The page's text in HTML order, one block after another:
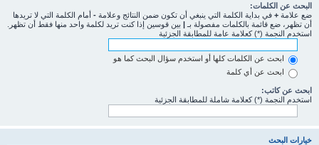
البحث عن الكلمات:
ضع علامة + في بداية الكلمة التي ينبغي أن تكون ضمن النتائج وعلامة - أمام الكلمة التي لا تريدها
أن تظهر، ضع قائمة بالكلمات مفصولة بـ | بين قوسين إذا كنت تريد لكلمة واحد منها فقط أن تظهر.
استخدم النجمة (*) كعلامة عامة للمطابقة الجزئية
ابحث عن الكلمات كلها أو استخدم سؤال البحث كما هو
ابحث عن أي كلمة
ابحث عن كاتب:
استخدم النجمة (*) كعلامة شاملة للمطابقة الجزئية
خيارات البحث